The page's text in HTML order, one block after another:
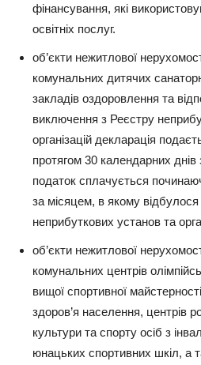
фінансування, які
освітніх послуг.
об’єкти нежитлової
комунальних дитячих
закладів оздоровлення та
виключення з Реєстру
організацій декларація
протягом 30 календарних
податок сплачується
за місяцем, в якому
неприбуткових установ та
об’єкти нежитлової
комунальних центрів
вищої спортивної
здоров’я населення, центрів
культури та спорту осіб з
юнацьких спортивних шкіл, а